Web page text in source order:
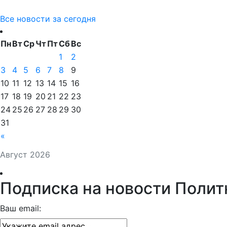
Все новости за сегодня
Август 2026
ПнВтСрЧтПтСбВс
«
1
2
3
4 5 6 7 8
9
10 11 12 13 14 15 16
17 18 19 20 21 22 23
24 25 26 27 28 29 30
31
Подписка на новости
Ваш email: